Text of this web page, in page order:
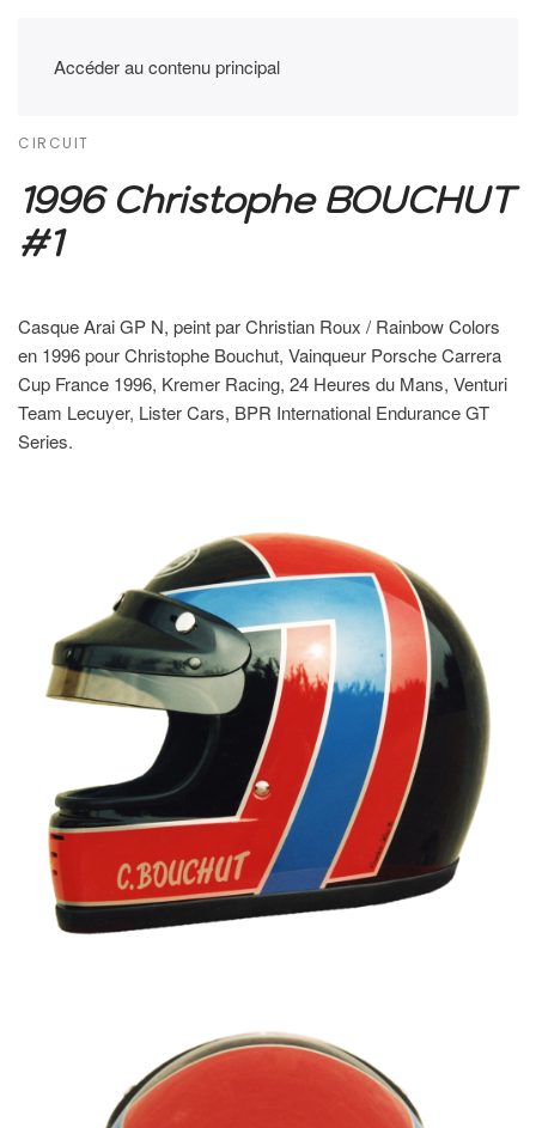
Accéder au contenu principal
CIRCUIT
1996 Christophe BOUCHUT
#1
Casque Arai GP N, peint par Christian Roux / Rainbow Colors
en 1996 pour Christophe Bouchut, Vainqueur Porsche Carrera
Cup France 1996, Kremer Racing, 24 Heures du Mans, Venturi
Team Lecuyer, Lister Cars, BPR International Endurance GT
Series.